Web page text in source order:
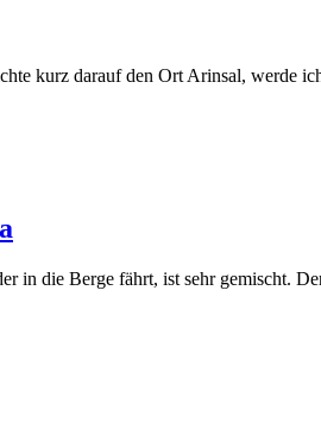
kurz darauf den Ort Arinsal, werde
in die Berge fährt, ist sehr gemischt.